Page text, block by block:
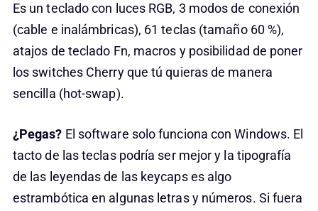
Es un teclado con luces RGB, 3 modos de conexión
(cable e inalámbricas), 61 teclas (tamaño 60 %),
atajos de teclado Fn, macros y posibilidad de poner
los switches Cherry que tú quieras de manera
sencilla (hot-swap).
¿Pegas? El software solo funciona con Windows. El
tacto de las teclas podría ser mejor y la tipografía
de las leyendas de las keycaps es algo
estrambótica en algunas letras y números. Si fuera